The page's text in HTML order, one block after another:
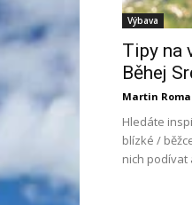
Výbava
Tipy na
Běhej
Martin
Hledáte
blízké /
nich podívat